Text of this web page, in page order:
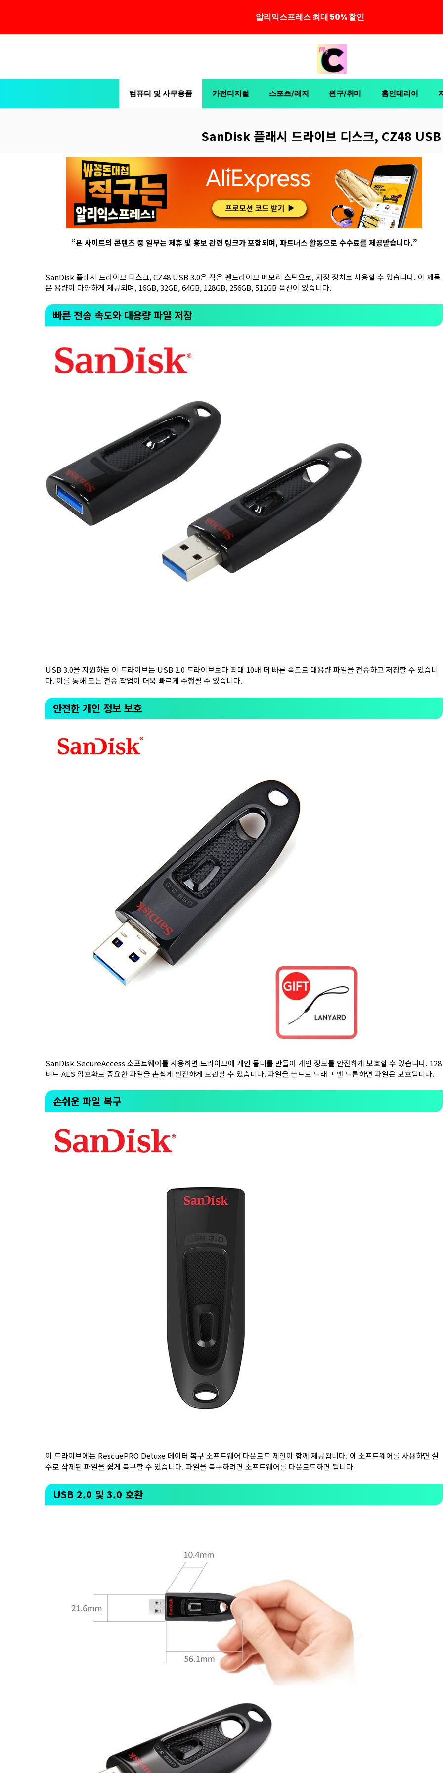
건
컴퓨터 및 사무용품 가전디지털 스포츠/레저 완구/취미 홈인테리어
SanDisk 플래시 드라이브 디스크, CZ48
“본 사이트의 콘텐츠 중 일부는 제휴 및 홍보 관련 링크가 포함되며, 파트너스 활동으로 수수료를 제공받습니다.”
SanDisk 플래시 드라이브 디스크, CZ48 USB 3.0은 작은 펜드라이브 메모리 스틱으로, 저장 장치로 사용할 수 있습니다. 이 제품
은 용량이 다양하게 제공되며, 16GB, 32GB, 64GB, 128GB, 256GB, 512GB 옵션이 있습니다.
빠른 전송 속도와 대용량 파일 저장
USB 3.0을 지원하는 이 드라이브는 USB 2.0 드라이브보다 최대 10배 더 빠른 속도로 대용량 파일을 전송하고 저장할 수 있습니
다. 이를 통해 모든 전송 작업이 더욱 빠르게 수행될 수 있습니다.
안전한 개인 정보 보호
SanDisk SecureAccess 소프트웨어를 사용하면 드라이브에 개인 폴더를 만들어 개인 정보를 안전하게 보호할 수 있습니다. 128
비트 AES 암호화로 중요한 파일을 손쉽게 안전하게 보관할 수 있습니다. 파일을 볼트로 드래그 앤 드롭하면 파일은 보호됩니다.
손쉬운 파일 복구
이 드라이브에는 RescuePRO Deluxe 데이터 복구 소프트웨어 다운로드 제안이 함께 제공됩니다. 이 소프트웨어를 사용하면 실
수로 삭제된 파일을 쉽게 복구할 수 있습니다. 파일을 복구하려면 소프트웨어를 다운로드하면 됩니다.
USB 2.0 및 3.0 호환
알리익스프레스 최대 50% 할인